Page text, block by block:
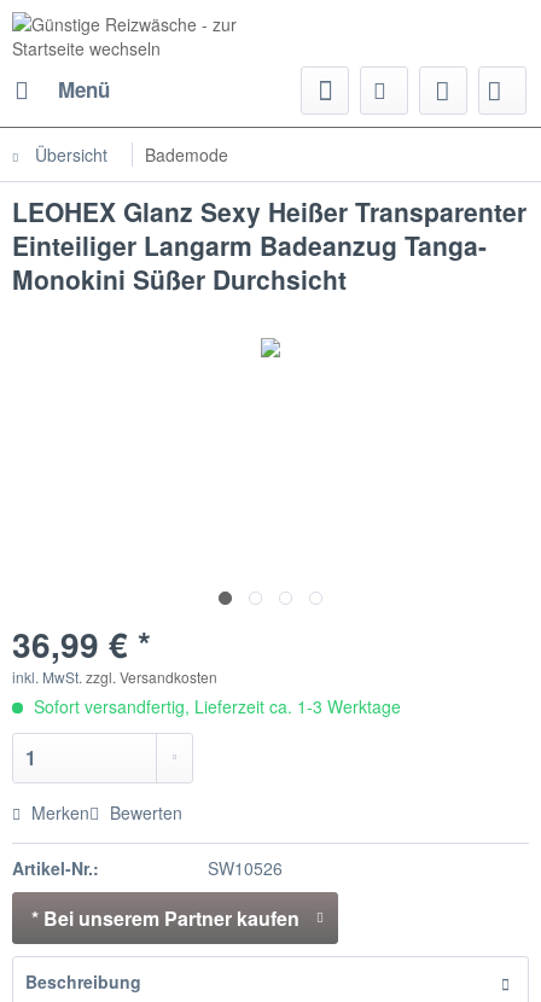
Menü
Übersicht Bademode
LEOHEX Glanz Sexy Heißer Transparenter
Einteiliger Langarm Badeanzug Tanga-
Monokini Süßer Durchsicht
36,99 € *
inkl. MwSt. zzgl. Versandkosten
Sofort versandfertig, Lieferzeit ca. 1-3 Werktage
Merken Bewerten
Artikel-Nr.: SW10526
* Bei unserem Partner kaufen
Beschreibung